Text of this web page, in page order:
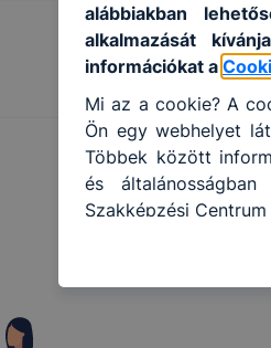
alábbiakban
alkalmazását
információkat a
Mi az a cookie? A
Ön egy webhelyet
Többek között
és
Szakképzési
használja:
honlapot -annak
használja